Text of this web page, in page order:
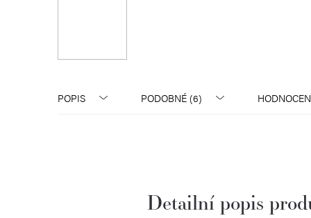
POPIS PODOBNÉ (6)
Detailní popis